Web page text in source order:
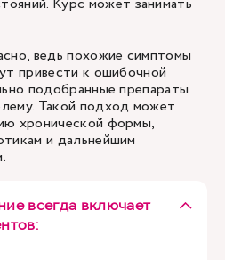
ведь похожие симптомы
привести к ошибочной
подобранные препараты
Такой подход может
хронической формы,
и дальнейшим
всегда включает